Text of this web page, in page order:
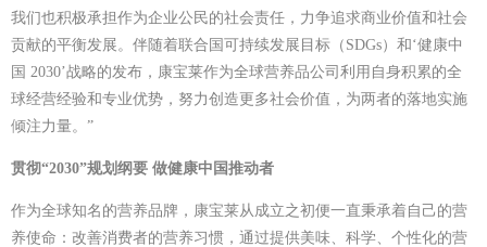
我们也积极承担作为企业公民的社会责任，力争追求商业价值和社会
贡献的平衡发展。伴随着联合国可持续发展目标（SDGs）和‘健康中
国 2030’战略的发布，康宝莱作为全球营养品公司利用自身积累的全
球经营经验和专业优势，努力创造更多社会价值，为两者的落地实施
倾注力量。”
贯彻“2030”规划纲要 做健康中国推动者
作为全球知名的营养品牌，康宝莱从成立之初便一直秉承着自己的营
养使命：改善消费者的营养习惯，通过提供美味、科学、个性化的营